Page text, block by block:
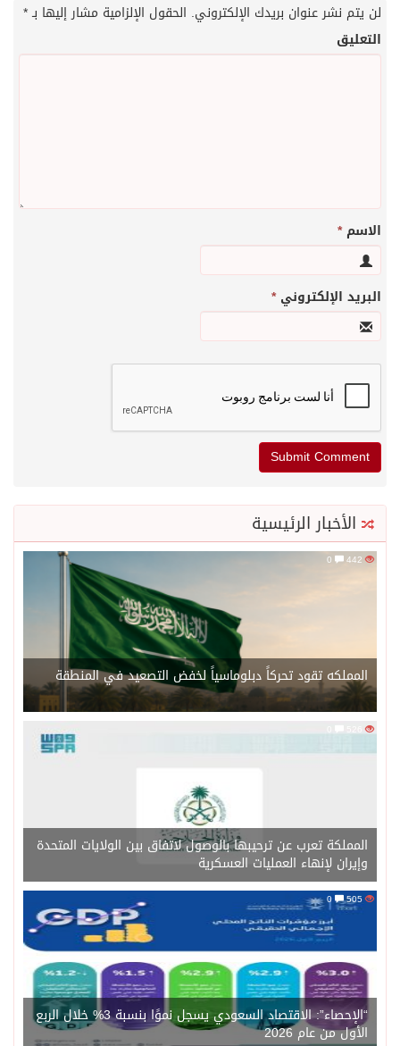
لن يتم نشر عنوان بريدك الإلكتروني. الحقول الإلزامية مشار إليها بـ*
التعليق
الاسم*
البريد الإلكتروني*
الأخبار الرئيسية
المملكه تقود تحركاً دبلوماسياً لخفض التصعيد في المنطقة
526
المملكة تعرب عن ترحيبها بالوصول لاتفاق بين الولايات المتحدة
وإيران لإنهاء العمليات العسكرية
505
“الإحصاء”: الاقتصاد السعودي يسجل نموًا بنسبة 3% خلال الربع
الأول من عام 2026